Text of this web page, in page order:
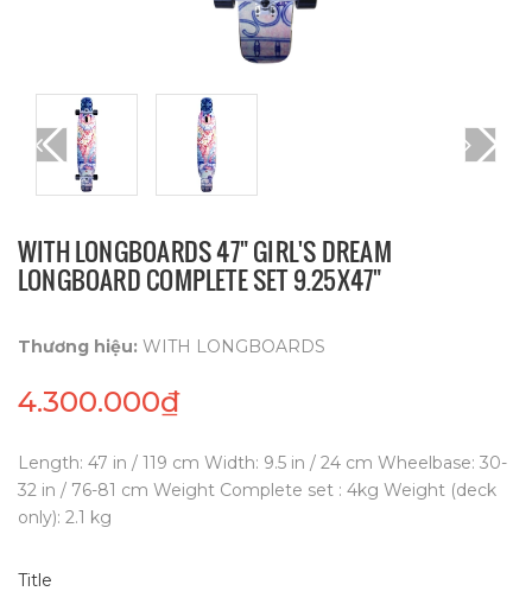
WITH LONGBOARDS 47" GIRL'S DREAM
LONGBOARD COMPLETE SET 9.25X47"
Thương hiệu: WITH LONGBOARDS
4.300.000₫
Length: 47 in / 119 cm Width: 9.5 in / 24 cm Wheelbase: 30-
32 in / 76-81 cm Weight Complete set : 4kg Weight (deck
only): 2.1 kg
Title